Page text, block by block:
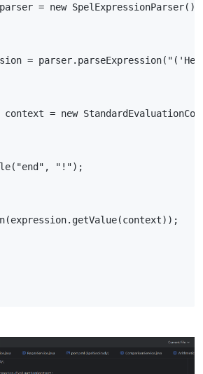
parser = new SpelExpressionParser();
= parser. parseExpression(
context = new
( "end" , "!");
(expression. getValue(context));